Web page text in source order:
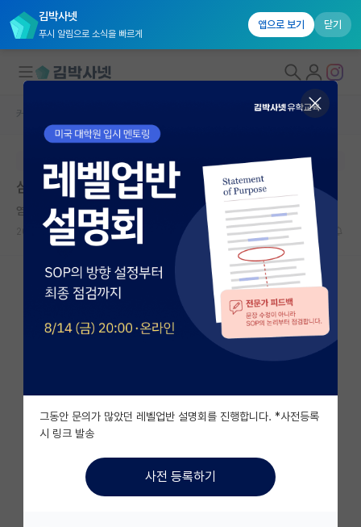
김박사넷
푸시 알림으로 소식을 빠르게
앱으로 보기 닫기
대학원생 모집
국내대학원 정보
연구실&오픈랩
커뮤니티
커뮤니티 홈
전체글보기
베스트 게시판
자유 게시판(아무개랩)
미국 유학 게시판
미국 대학원 합격 후기 게시판
대학원생 모집 게시판
커뮤니티 홈
본문이 수정되지 않는 박제글입니다.
삼성전자 사업부, 연구소별 PS 정리
염세적인 공자
2024.03.11 11 42224
그동안 문의가 많았던 레벨업반 설명회를 진행합니다. *사전등록
시 링크 발송
사전 등록하기